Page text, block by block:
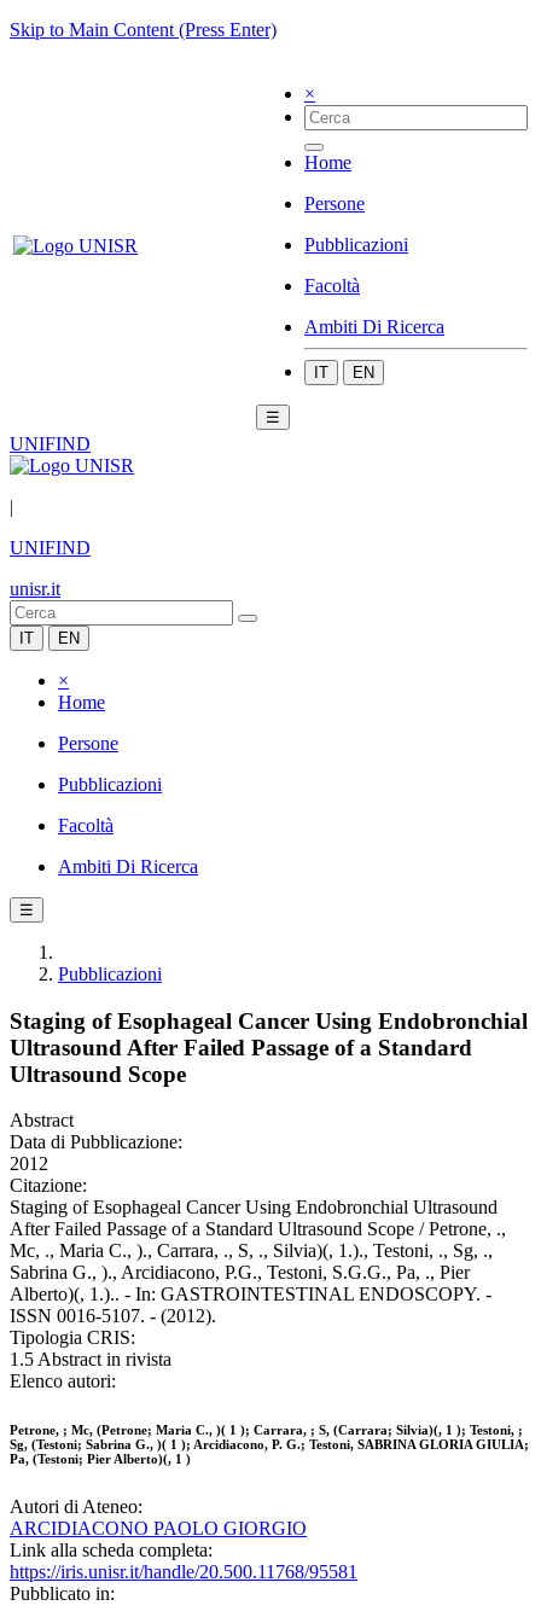
Skip to Main Content (Press Enter)
×
Home
Persone
Pubblicazioni
Facoltà
Ambiti Di Ricerca
IT EN
☰
UNIFIND
|
UNIFIND
unisr.it
IT EN
×
Home
Persone
Pubblicazioni
Facoltà
Ambiti Di Ricerca
☰
Pubblicazioni
Staging of Esophageal Cancer Using Endobronchial
Ultrasound After Failed Passage of a Standard
Ultrasound Scope
Abstract
Data di Pubblicazione:
2012
Citazione:
Staging of Esophageal Cancer Using Endobronchial Ultrasound
After Failed Passage of a Standard Ultrasound Scope / Petrone, .,
Mc, ., Maria C., )., Carrara, ., S, ., Silvia)(, 1.)., Testoni, ., Sg, .,
Sabrina G., )., Arcidiacono, P.G., Testoni, S.G.G., Pa, ., Pier
Alberto)(, 1.).. - In: GASTROINTESTINAL ENDOSCOPY. -
ISSN 0016-5107. - (2012).
Tipologia CRIS:
1.5 Abstract in rivista
Elenco autori:
Petrone, ; Mc, (Petrone; Maria C., )( 1 ); Carrara, ; S, (Carrara; Silvia)(, 1 ); Testoni, ;
Sg, (Testoni; Sabrina G., )( 1 ); Arcidiacono, P. G.; Testoni, SABRINA GLORIA GIULIA;
Pa, (Testoni; Pier Alberto)(, 1 )
Autori di Ateneo:
ARCIDIACONO PAOLO GIORGIO
Link alla scheda completa:
https://iris.unisr.it/handle/20.500.11768/95581
Pubblicato in: